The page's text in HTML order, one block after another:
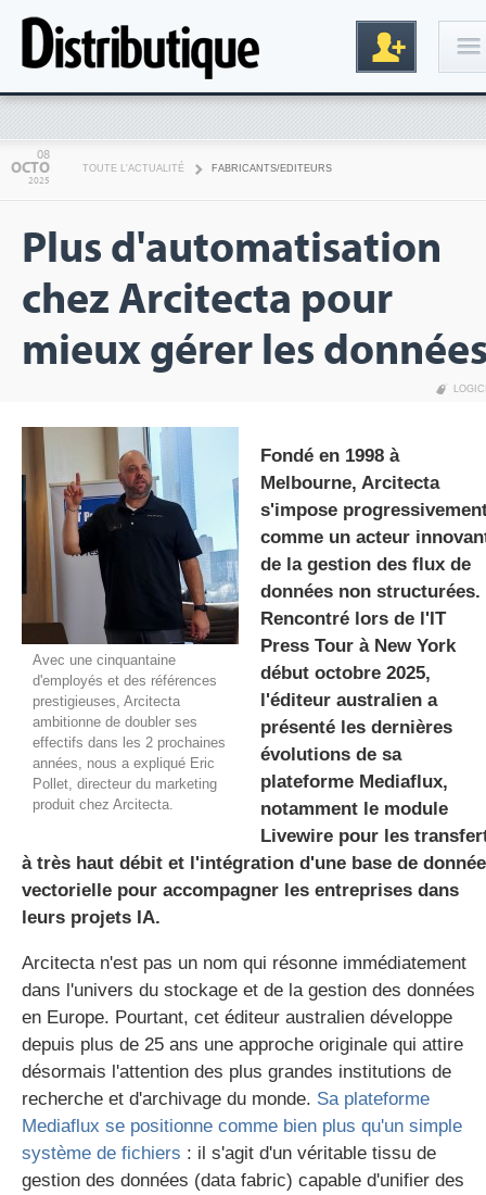
Inscription
gratuite
08
OCTO
2025
TOUTE L'ACTUALITÉ FABRICANTS/EDITEURS
Plus d'automatisation
chez Arcitecta pour
mieux gérer les
Avec une cinquantaine
d'employés et des références
prestigieuses, Arcitecta
ambitionne de doubler ses
effectifs dans les 2 prochaines
années, nous a expliqué Eric
Pollet, directeur du marketing
produit chez Arcitecta.
Fondé en 1998 à
Melbourne, Arcitecta
s'impose
comme un acteur
de la gestion des flux de
données non structurées.
Rencontré lors de l'IT
Press Tour à New York
début octobre 2025,
l'éditeur australien a
présenté les dernières
évolutions de sa
plateforme Mediaflux,
notamment le module
Livewire pour les
à très haut débit et l'intégration d'une base de
vectorielle pour accompagner les entreprises dans
leurs projets IA.
Arcitecta n'est pas un nom qui résonne immédiatement
dans l'univers du stockage et de la gestion des données
en Europe. Pourtant, cet éditeur australien développe
depuis plus de 25 ans une approche originale qui attire
désormais l'attention des plus grandes institutions de
recherche et d'archivage du monde. Sa plateforme
Mediaflux se positionne comme bien plus qu'un simple
système de fichiers : il s'agit d'un véritable tissu de
gestion des données (data fabric) capable d'unifier des